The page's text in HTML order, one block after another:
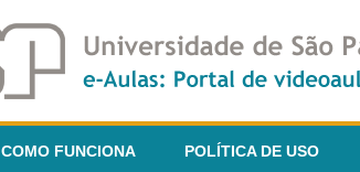
COMO FUNCIONA POLÍTICA DE USO